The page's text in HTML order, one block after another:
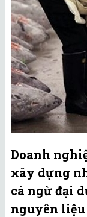
Doanh
xây dựng
cá ngừ đại
nguyên liệu